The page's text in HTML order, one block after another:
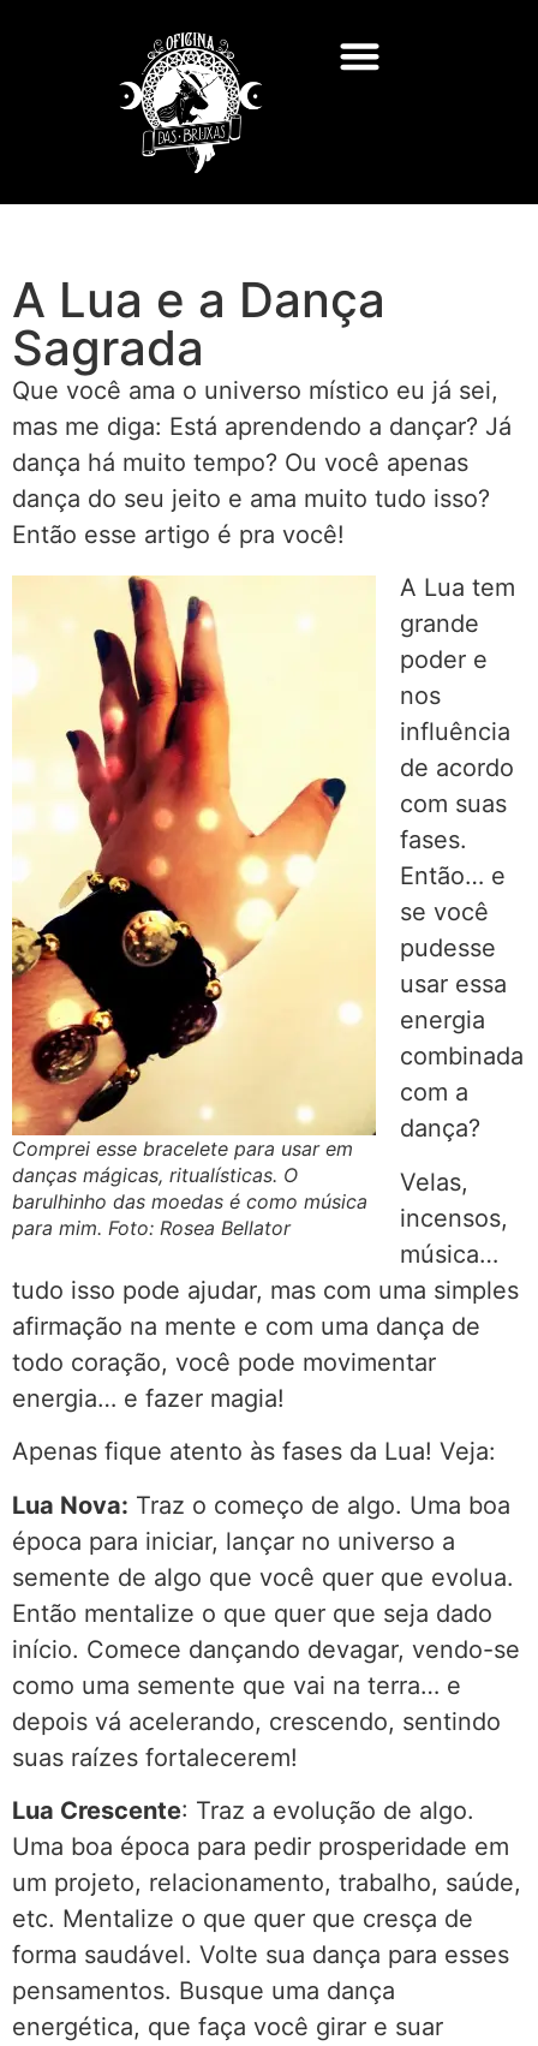
A Lua e a Dança
Sagrada
Que você ama o universo místico eu já sei,
mas me diga: Está aprendendo a dançar? Já
dança há muito tempo? Ou você apenas
dança do seu jeito e ama muito tudo isso?
Então esse artigo é pra você!
Comprei esse bracelete para usar em
danças mágicas, ritualísticas. O
barulhinho das moedas é como música
para mim. Foto: Rosea Bellator
A Lua tem
grande
poder e
nos
influência
de acordo
com suas
fases.
Então… e
se você
pudesse
usar essa
energia
combinada
com a
dança?
Velas,
incensos,
música…
tudo isso pode ajudar, mas com uma simples
afirmação na mente e com uma dança de
todo coração, você pode movimentar
energia… e fazer magia!
Apenas fique atento às fases da Lua! Veja:
Lua Nova: Traz o começo de algo. Uma boa
época para iniciar, lançar no universo a
semente de algo que você quer que evolua.
Então mentalize o que quer que seja dado
início. Comece dançando devagar, vendo-se
como uma semente que vai na terra… e
depois vá acelerando, crescendo, sentindo
suas raízes fortalecerem!
Lua Crescente: Traz a evolução de algo.
Uma boa época para pedir prosperidade em
um projeto, relacionamento, trabalho, saúde,
etc. Mentalize o que quer que cresça de
forma saudável. Volte sua dança para esses
pensamentos. Busque uma dança
energética, que faça você girar e suar